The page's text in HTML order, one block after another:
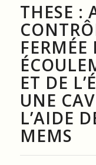
THESE :
FERMÉE
ET DE
UNE
L’AIDE
MEMS